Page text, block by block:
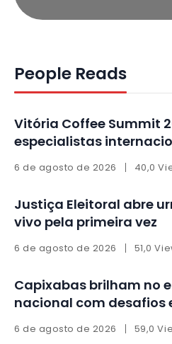
People Reads
Vitória Coffee Summit
especialistas
6 de agosto de 2026 40,0
Justiça Eleitoral abre
vivo pela primeira vez
6 de agosto de 2026 51,0
Capixabas brilham no
nacional com desafios
6 de agosto de 2026 59,0